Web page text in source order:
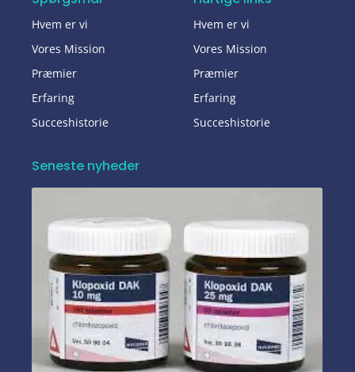
Hvem er vi
Vores Mission
Præmier
Erfaring
Succeshistorie
Hvem er vi
Vores Mission
Præmier
Erfaring
Succeshistorie
Seneste nyheder